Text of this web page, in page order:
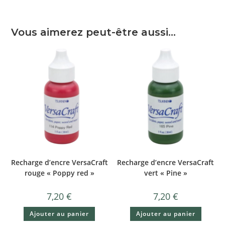
Vous aimerez peut-être aussi…
Recharge d’encre VersaCraft
rouge « Poppy red »
7,20€
Ajouter au panier
Recharge d’encre VersaCraft
vert « Pine »
7,20 €
Ajouter au panier